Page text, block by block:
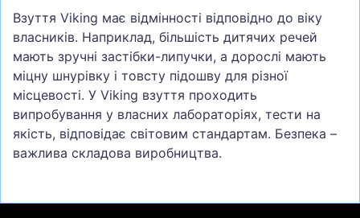
Взуття Viking має відмінності відповідно до віку
власників. Наприклад, більшість дитячих речей
мають зручні застібки-липучки, а дорослі мають
міцну шнурівку і товсту підошву для різної
місцевості. У Viking взуття проходить
випробування у власних лабораторіях, тести на
якість, відповідає світовим стандартам. Безпека –
важлива складова виробництва.